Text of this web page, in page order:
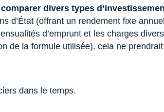
comparer divers types
d’État (offrant un rendement fixe
d’emprunt et les charges
de la formule utilisée), cela ne
dans le temps.